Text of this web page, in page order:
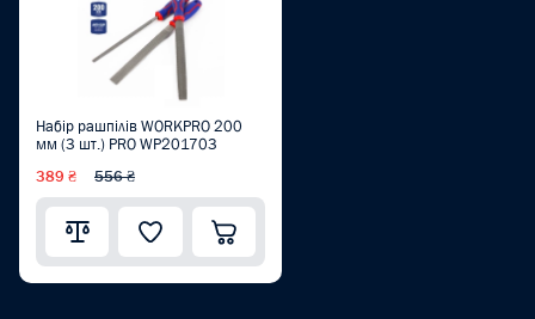
Набір рашпілів WORKPRO 200
мм (3 шт.) PRO WP201703
389 ₴ 556 ₴